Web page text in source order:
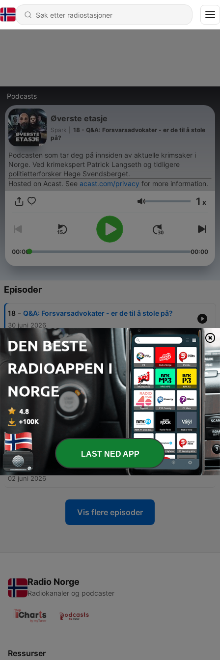
Podcasts
Øverste etasje
Spark
18 - Q&A: Forsvarsadvokater - er de til å stole
på?
Podcasten som tar deg på innsiden av aktuelle krimsaker i
Norge. Ved krimekspert Patrick Langseth og tidligere
politietterforsker Hege Svendsberget.
Hosted on Acast. See acast.com/privacy for more information.
Volum 1 x
00:00 00:00
Episoder
18 - Q&A: Forsvarsadvokater - er de til å stole på?
30 juni 2026
17 - Q&A: Er noen født kriminelle, og kan Marius Borg
Høiby kalles kriminell?
23 juni 2026
Q&A: Livet i fengsel, og hva venter Marius Borg
Høiby når han nå skal sone?
15 - Dop og krim i Europa: NEDERLAND, landet for
09 juni 2026
14 - Dop og krim i Europa: NEDERLAND, landet for
proffene (1:2)
02 juni 2026
Vis flere episoder
Radio Norge
Radiokanaler og podcaster
Ressurser
LAST NED APP